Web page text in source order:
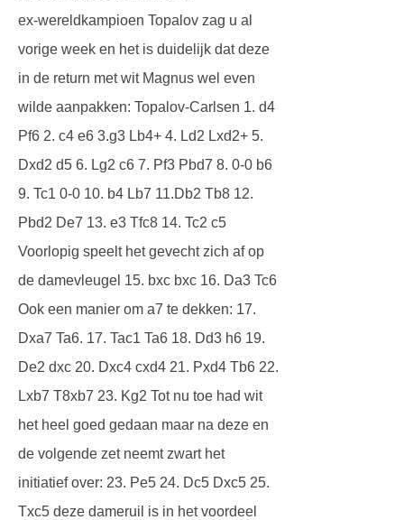
ex-wereldkampioen Topalov zag u al
vorige week en het is duidelijk dat deze
in de return met wit Magnus wel even
wilde aanpakken: Topalov-Carlsen 1. d4
Pf6 2. c4 e6 3.g3 Lb4+ 4. Ld2 Lxd2+ 5.
Dxd2 d5 6. Lg2 c6 7. Pf3 Pbd7 8. 0-0 b6
9. Tc1 0-0 10. b4 Lb7 11.Db2 Tb8 12.
Pbd2 De7 13. e3 Tfc8 14. Tc2 c5
Voorlopig speelt het gevecht zich af op
de damevleugel 15. bxc bxc 16. Da3 Tc6
Ook een manier om a7 te dekken: 17.
Dxa7 Ta6. 17. Tac1 Ta6 18. Dd3 h6 19.
De2 dxc 20. Dxc4 cxd4 21. Pxd4 Tb6 22.
Lxb7 T8xb7 23. Kg2 Tot nu toe had wit
het heel goed gedaan maar na deze en
de volgende zet neemt zwart het
initiatief over: 23. Pe5 24. Dc5 Dxc5 25.
Txc5 deze dameruil is in het voordeel